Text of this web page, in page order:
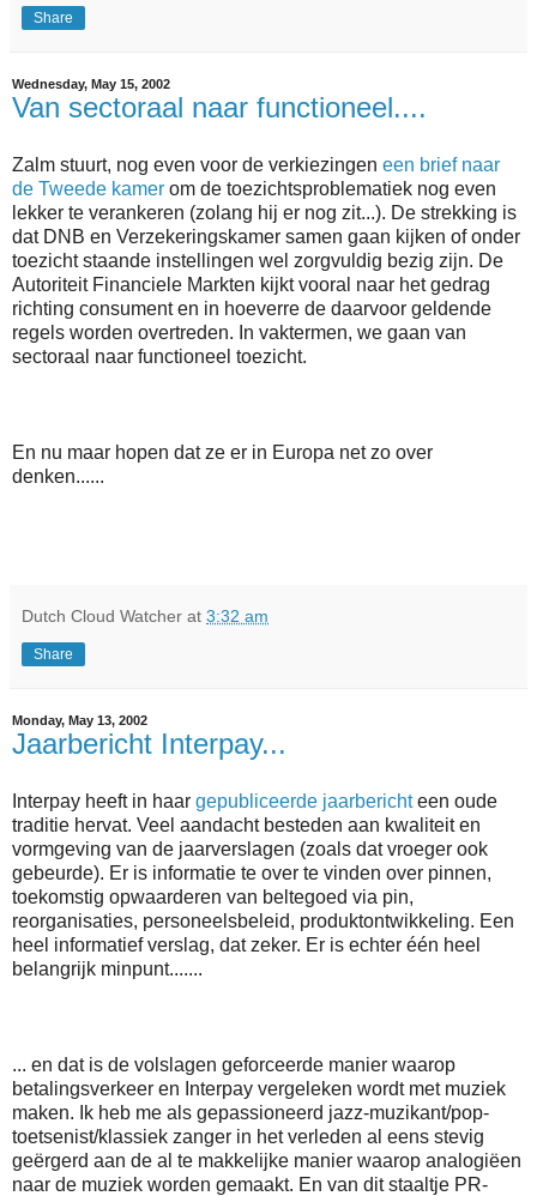
Share
Wednesday, May 15, 2002
Van sectoraal naar functioneel....
Zalm stuurt, nog even voor de verkiezingen een brief naar
de Tweede kamer om de toezichtsproblematiek nog even
lekker te verankeren (zolang hij er nog zit...). De strekking is
dat DNB en Verzekeringskamer samen gaan kijken of onder
toezicht staande instellingen wel zorgvuldig bezig zijn. De
Autoriteit Financiele Markten kijkt vooral naar het gedrag
richting consument en in hoeverre de daarvoor geldende
regels worden overtreden. In vaktermen, we gaan van
sectoraal naar functioneel toezicht.
En nu maar hopen dat ze er in Europa net zo over
denken......
Dutch Cloud Watcher at 3:32 am
Share
Monday, May 13, 2002
Jaarbericht Interpay...
Interpay heeft in haar gepubliceerde jaarberichteen oude
traditie hervat. Veel aandacht besteden aan kwaliteit en
vormgeving van de jaarverslagen (zoals dat vroeger ook
gebeurde). Er is informatie te over te vinden over pinnen,
toekomstig opwaarderen van beltegoed via pin,
reorganisaties, personeelsbeleid, produktontwikkeling. Een
heel informatief verslag, dat zeker. Er is echter één heel
belangrijk minpunt.......
... en dat is de volslagen geforceerde manier waarop
betalingsverkeer en Interpay vergeleken wordt met muziek
maken. Ik heb me als gepassioneerd jazz-muzikant/pop-
toetsenist/klassiek zanger in het verleden al eens stevig
geërgerd aan de al te makkelijke manier waarop analogiëen
naar de muziek worden gemaakt. En van dit staaltje PR-